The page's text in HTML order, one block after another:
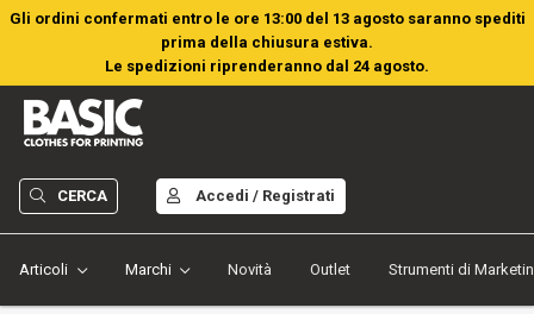
Gli ordini confermati entro le ore 13:00 del 13 agosto saranno spediti
prima della chiusura estiva.
Le spedizioni riprenderanno dal 24 agosto.
Articoli Marchi Novità Outlet Strumenti di
CERCA Accedi / Registrati